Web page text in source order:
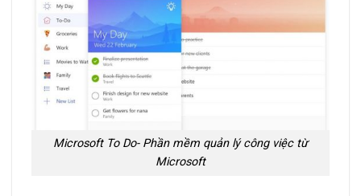
Microsoft To Do- Phần mềm quản lý công việc từ
Microsoft